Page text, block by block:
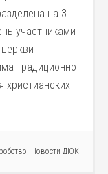
на 3
участниками
традиционно
христианских
, Новости ДЮК